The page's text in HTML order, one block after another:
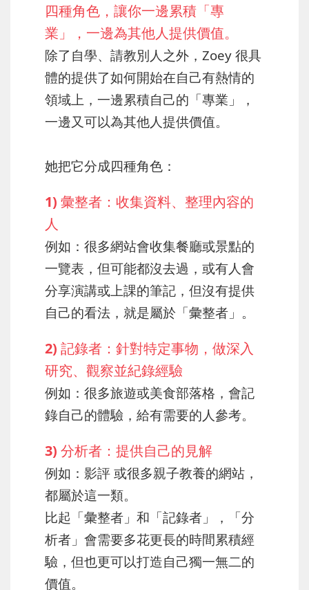
四種角色，讓你一邊累積「專
業」，一邊為其他人提供價值。
除了自學、請教別人之外， Zoey 很具
體的提供了如何開始在自己有熱情的
領域上， 一邊累積自己的「專業」，
一邊又可以為其他人提供價值。
她把它分成四種角色：
1) 彙整者：收集資料、整理內容的
人
例如：很多網站會收集餐廳或景點的
一覽表，但可能都沒去過，或有人會
分享演講或上課的筆記，但沒有提供
自己的看法，就是屬於「彙整者」。
2) 記錄者：針對特定事物，做深入
研究、觀察並紀錄經驗
例如：很多旅遊或美食部落格，會記
錄自己的體驗，給有需要的人參考。
3) 分析者：提供自己的見解
例如：影評 或很多親子教養的網站，
都屬於這一類。
比起「彙整者」和「記錄者」，「分
析者」會需要多花更長的時間累積經
驗，但也更可以打造自己獨一無二的
價值。